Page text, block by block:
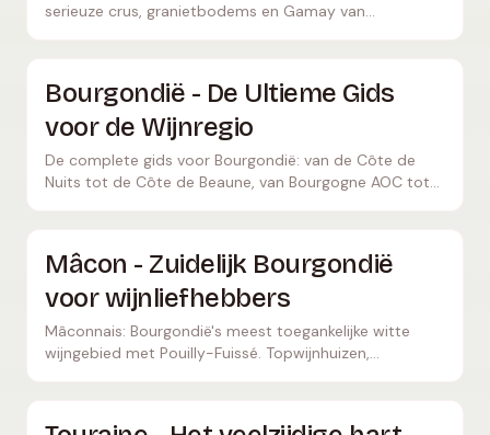
serieuze crus, granietbodems en Gamay van
Bourgondië - De Ultieme Gids
voor de Wijnregio
De complete gids voor Bourgondië: van de Côte de
Nuits tot de Côte de Beaune, van Bourgogne AOC tot
Mâcon - Zuidelijk Bourgondië
voor wijnliefhebbers
Mâconnais: Bourgondië's meest toegankelijke witte
wijngebied met Pouilly-Fuissé. Topwijnhuizen,